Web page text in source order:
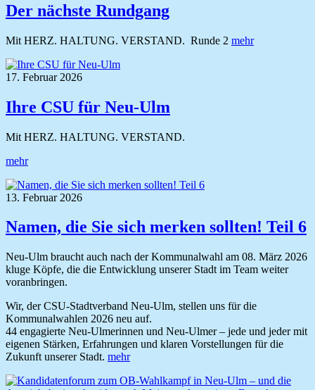
Der nächste Rundgang
Mit HERZ. HALTUNG. VERSTAND. Runde 2 mehr
17. Februar 2026
Ihre CSU für Neu-Ulm
Mit HERZ. HALTUNG. VERSTAND.
mehr
13. Februar 2026
Namen, die Sie sich merken sollten! Teil 6
Neu-Ulm braucht auch nach der Kommunalwahl am 08. März 2026
kluge Köpfe, die die Entwicklung unserer Stadt im Team weiter
voranbringen.
Wir, der CSU-Stadtverband Neu-Ulm, stellen uns für die
Kommunalwahlen 2026 neu auf.
44 engagierte Neu-Ulmerinnen und Neu-Ulmer – jede und jeder mit
eigenen Stärken, Erfahrungen und klaren Vorstellungen für die
Zukunft unserer Stadt. mehr